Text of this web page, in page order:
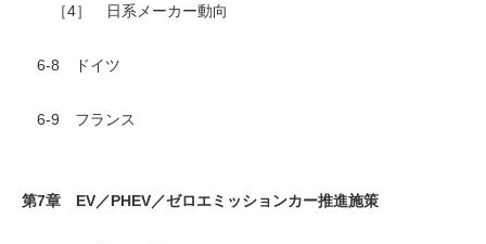
［4］ 日系メーカー動向
6-8 ドイツ
6-9 フランス
第7章 EV／PHEV／ゼロエミッションカー推進施策